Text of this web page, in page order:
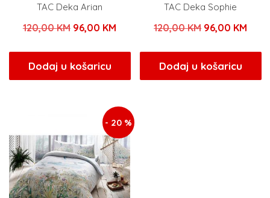
TAC Deka Arian
120,00KM Izvorna
bila
je:
96,00 KMTrenutna
96,00 KM.
Dodaj u košaricu
TAC Deka Sophie
120,00KM Izvorna
bila
je:
96,00 KM
Dodaj u košaricu
- 20 %